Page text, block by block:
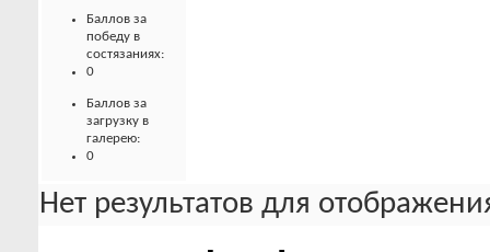
Баллов за
победу в
состязаниях:
0
Баллов за
загрузку в
галерею:
0
Нет результатов для